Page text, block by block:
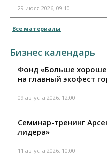
29 июля 2026, 09:10
Все материалы
Бизнес календарь
Фонд «Больше
на главный экофест
09 августа 2026, 12:00
Семинар-тренинг
лидера»
11 августа 2026, 10:00